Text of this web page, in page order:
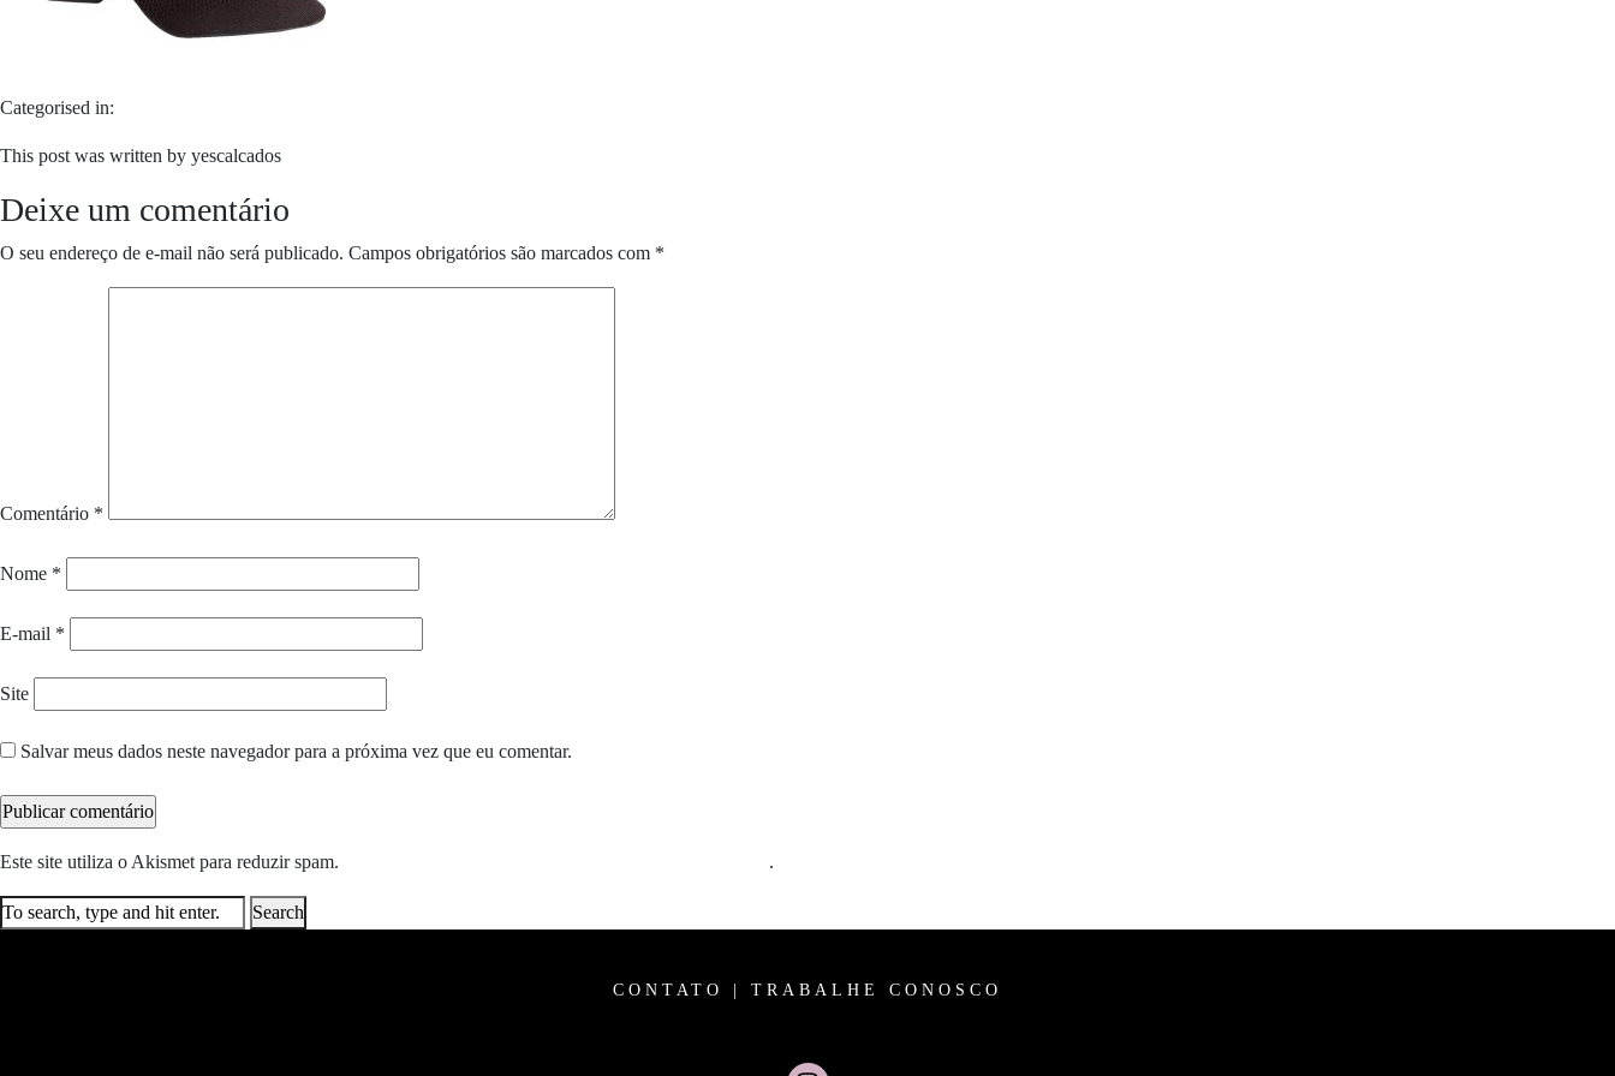
Categorised in:
This post was written by yescalcados
Deixe um comentário
O seu endereço de e-mail não será publicado. Campos obrigatórios são marcados com *
Comentário *
Nome *
E-mail *
Site
Salvar meus dados neste navegador para a próxima vez que eu comentar.
Este site utiliza o Akismet para reduzir spam. .
Search
CONTATO TRABALHE CONOSCO